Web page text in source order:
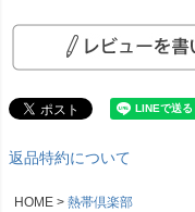
返品特約について
HOME
熱帯倶楽部